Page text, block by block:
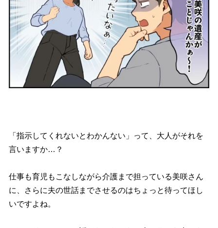
「指示してくれないとわかんない」って、大人がそれを
言いますか…？
仕事も育児もこなしながら介護まで担っている美咲さん
に、さらに夫の世話までさせるのはちょっと待ってほし
いですよね。